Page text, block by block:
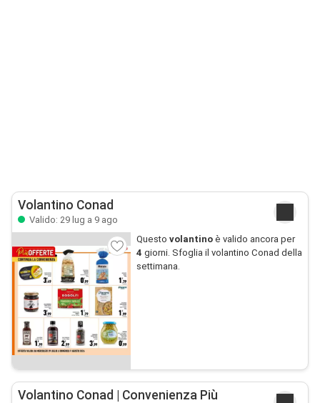
Volantino Conad
Valido: 29 lug a 9 ago
Questo volantinoè valido ancora per
4 giorni. Sfoglia il volantino Conad della
settimana.
Volantino Conad | Convenienza Più